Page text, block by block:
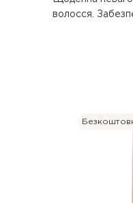
волосся.